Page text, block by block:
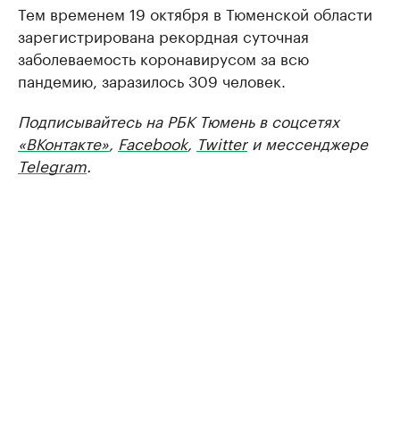
Тем временем 19 октября в Тюменской области
зарегистрирована рекордная суточная
заболеваемость коронавирусом за всю
пандемию, заразилось 309 человек.
Подписывайтесь на РБК Тюмень в соцсетях
«ВКонтакте» Facebook, Twitterи мессенджере
Telegram